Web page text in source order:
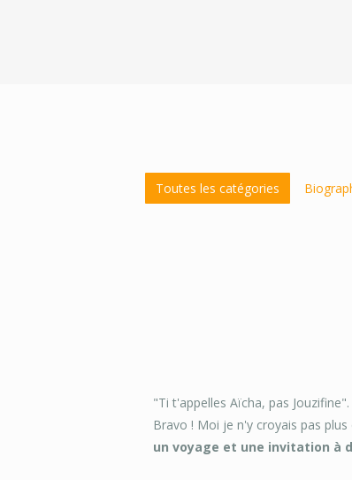
Toutes les catégories
"Ti t'appelles Aïcha, pas Jouzifine".
Bravo ! Moi je n'y croyais pas
un voyage et une invitation à